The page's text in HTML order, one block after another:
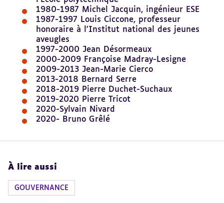
1980-1987 Michel Jacquin, ingénieur ESE
1987-1997 Louis Ciccone, professeur
honoraire à l'Institut national des jeunes
aveugles
1997-2000 Jean Désormeaux
2000-2009 Françoise Madray-Lesigne
2009-2013 Jean-Marie Cierco
2013-2018 Bernard Serre
2018-2019 Pierre Duchet-Suchaux
2019-2020 Pierre Tricot
2020-Sylvain Nivard
2020- Bruno Grêlé
À lire aussi
GOUVERNANCE